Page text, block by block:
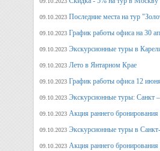
09.10.2023 Последние места на тур
09.10.2023 График работы офиса на 30
09.10.2023 Экскурсионные туры в
09.10.2023 Лето в Янтарном Крае
09.10.2023 График работы офиса 12 июня
09.10.2023 Экскурсионные туры: Санкт
09.10.2023 Акция раннего
09.10.2023 Экскурсионные туры в
09.10.2023 Акция раннего